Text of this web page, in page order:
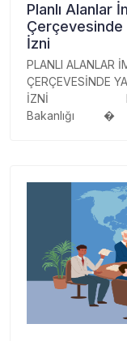
Planlı Alanlar
Çerçevesinde
İzni
PLANLI ALANLAR
ÇERÇEVESİNDE
İZNİ
Bakanlığı �